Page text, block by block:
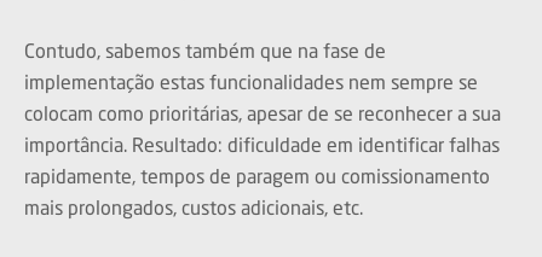
Contudo, sabemos também que na fase de
implementação estas funcionalidades nem sempre se
colocam como prioritárias, apesar de se reconhecer a sua
importância. Resultado: dificuldade em identificar falhas
rapidamente, tempos de paragem ou comissionamento
mais prolongados, custos adicionais, etc.